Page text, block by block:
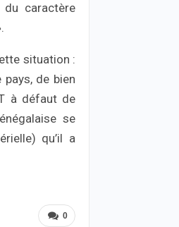
caractère
situation :
de bien
à défaut de
se
qu’il a
0